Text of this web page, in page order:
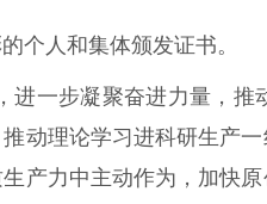
个人和集体颁发证书。
一步凝聚奋进力量，
动理论学习进科研生产
产力中主动作为，加快